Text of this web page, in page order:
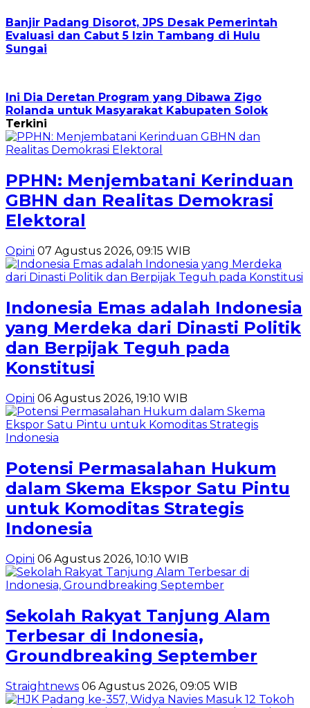
Banjir Padang Disorot, JPS Desak Pemerintah
Evaluasi dan Cabut 5 Izin Tambang di Hulu
Sungai
Ini Dia Deretan Program yang Dibawa Zigo
Rolanda untuk Masyarakat Kabupaten Solok
Terkini
PPHN: Menjembatani Kerinduan
GBHN dan Realitas Demokrasi
Elektoral
Opini 07 Agustus 2026, 09:15 WIB
Indonesia Emas adalah Indonesia
yang Merdeka dari Dinasti Politik
dan Berpijak Teguh pada
Konstitusi
Opini 06 Agustus 2026, 19:10 WIB
Potensi Permasalahan Hukum
dalam Skema Ekspor Satu Pintu
untuk Komoditas Strategis
Indonesia
Opini 06 Agustus 2026, 10:10 WIB
Sekolah Rakyat Tanjung Alam
Terbesar di Indonesia,
Groundbreaking September
Straightnews 06 Agustus 2026, 09:05 WIB